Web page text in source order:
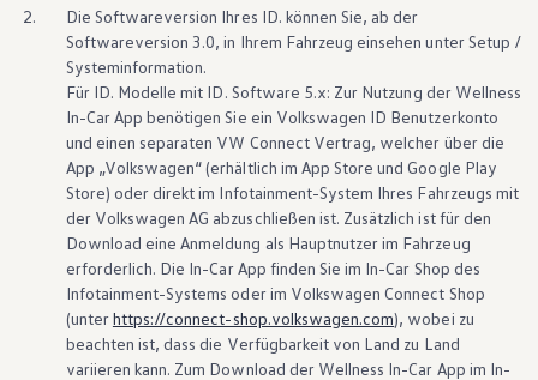
Über Ihr Auto
Vorgängermodelle
Kundeninformationen
Volkswagen Kundenbetreuung
Warn- und Kontrollleuchten
Assistenzsysteme
Digitale Betriebsanleitung
Live Beratung
Magazin
Lifestyle
Transport
Familie
Elektromobilität
Volkswagen R
Pannen- und Unfallhilfe
Volkswagen Kundenbetreuung
2.
Die Softwareversion Ihres ID. können Sie, ab der
Softwareversion 3.0, in Ihrem Fahrzeug einsehen unter Setup /
Systeminformation.
Für ID. Modelle mit ID. Software 5.x: Zur Nutzung der Wellness
In-Car App benötigen Sie ein Volkswagen ID Benutzerkonto
und einen separaten VW ConnectVertrag, welcher über die
App „Volkswagen“ (erhältlich im App Store und Google Play
Store) oder direkt im Infotainment-System Ihres Fahrzeugs mit
der Volkswagen AG abzuschließen ist. Zusätzlich ist für den
Download eine Anmeldung als Hauptnutzer im Fahrzeug
erforderlich. Die In-Car App finden Sie im In-Car Shop des
Infotainment-Systems oder im Volkswagen Connect Shop
(unterhttps://connect-shop.volkswagen.com), wobei zu
beachten ist, dass die Verfügbarkeit von Land zu Land
variieren kann. Zum Download der Wellness In-Car App im In-